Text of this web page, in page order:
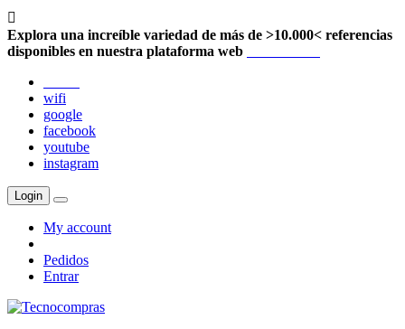

Explora una increíble variedad de más de >10.000< referencias
disponibles en nuestra plataforma web
wifi
google
facebook
youtube
instagram
Login
My account
Pedidos
Entrar